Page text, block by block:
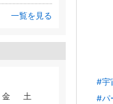
#宇
#パ
一覧を見る
金 土